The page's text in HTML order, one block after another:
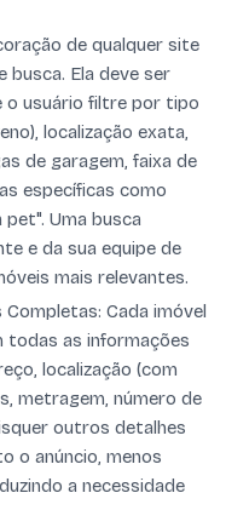
de qualquer site
busca. Ela deve ser
o usuário filtre por tipo
localização exata,
de garagem, faixa de
específicas como
pet". Uma busca
e da sua equipe de
mais relevantes.
Cada imóvel
todas as informações
localização (com
metragem, número de
outros detalhes
o anúncio, menos
a necessidade